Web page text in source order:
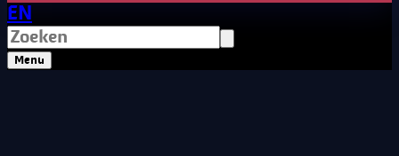
EN
Menu